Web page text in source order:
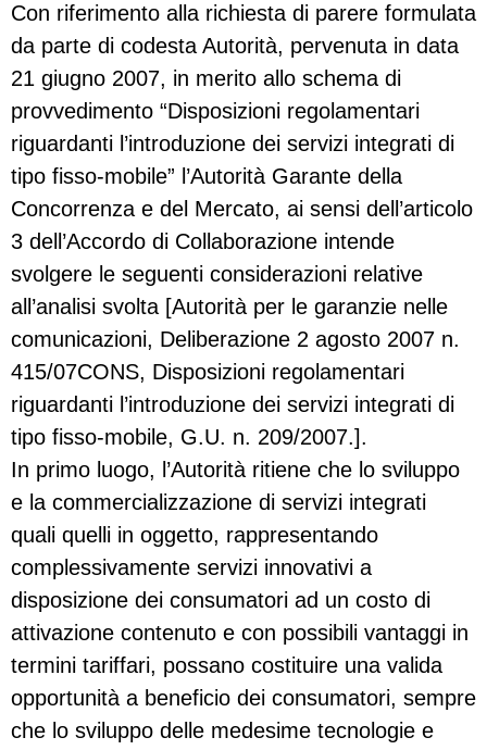
Con riferimento alla richiesta di parere formulata
da parte di codesta Autorità, pervenuta in data
21 giugno 2007, in merito allo schema di
provvedimento “Disposizioni regolamentari
riguardanti l’introduzione dei servizi integrati di
tipo fisso-mobile” l’Autorità Garante della
Concorrenza e del Mercato, ai sensi dell’articolo
3 dell’Accordo di Collaborazione intende
svolgere le seguenti considerazioni relative
all’analisi svolta [Autorità per le garanzie nelle
comunicazioni, Deliberazione 2 agosto 2007 n.
415/07CONS, Disposizioni regolamentari
riguardanti l’introduzione dei servizi integrati di
tipo fisso-mobile, G.U. n. 209/2007.].
In primo luogo, l’Autorità ritiene che lo sviluppo
e la commercializzazione di servizi integrati
quali quelli in oggetto, rappresentando
complessivamente servizi innovativi a
disposizione dei consumatori ad un costo di
attivazione contenuto e con possibili vantaggi in
termini tariffari, possano costituire una valida
opportunità a beneficio dei consumatori, sempre
che lo sviluppo delle medesime tecnologie e